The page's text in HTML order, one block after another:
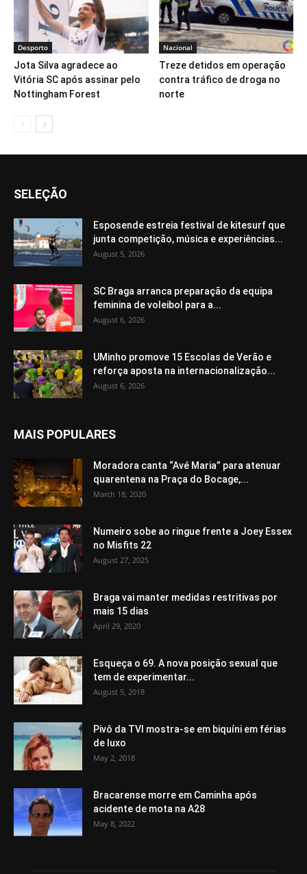
Desporto
Jota Silva agradece ao
Vitória SC após assinar pelo
Nottingham Forest
Nacional
Treze detidos em operação
contra tráfico de droga no
norte
SELEÇÃO
Esposende estreia festival de kitesurf que
junta competição, música e experiências...
August 5, 2026
SC Braga arranca preparação da equipa
feminina de voleibol para a...
August 6, 2026
UMinho promove 15 Escolas de Verão e
reforça aposta na internacionalização...
August 6, 2026
MAIS POPULARES
Moradora canta “Avé Maria” para atenuar
quarentena na Praça do Bocage,...
March 18, 2020
Numeiro sobe ao ringue frente a Joey Essex
no Misfits 22
August 27, 2025
Braga vai manter medidas restritivas por
mais 15 dias
April 29, 2020
Esqueça o 69. A nova posição sexual que
tem de experimentar...
August 5, 2018
Pivô da TVI mostra-se em biquíni em férias
de luxo
May 2, 2018
Bracarense morre em Caminha após
acidente de mota na A28
May 8, 2022